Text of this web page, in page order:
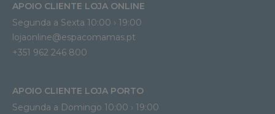
APOIO CLIENTE LOJA ONLINE
Segunda a Sexta 10:00 › 19:00
lojaonline@espacomamas.pt
+351 962 246 800
APOIO CLIENTE LOJA PORTO
Segunda a Domingo 10:00 › 19:00